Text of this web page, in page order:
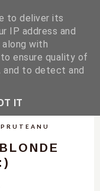
to deliver its
IP address and
with
ensure quality of
and to detect and
IT